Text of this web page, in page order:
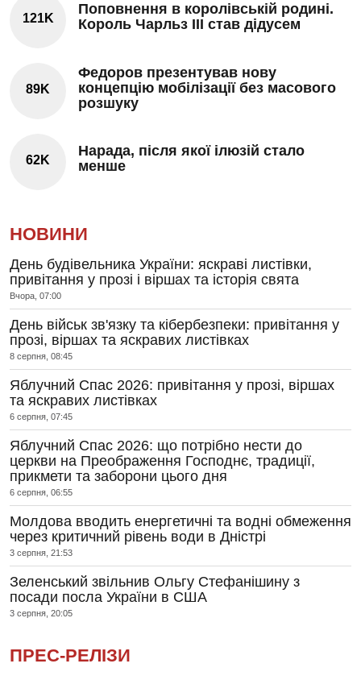
121K
Поповнення в королівській родині.
Король Чарльз III став дідусем
89K
Федоров презентував нову
концепцію мобілізації без масового
розшуку
62K
Нарада, після якої ілюзій стало
менше
НОВИНИ
День будівельника України: яскраві листівки,
привітання у прозі і віршах та історія свята
Вчора, 07:00
День військ зв'язку та кібербезпеки: привітання у
прозі, віршах та яскравих листівках
8 серпня, 08:45
Яблучний Спас 2026: привітання у прозі, віршах
та яскравих листівках
6 серпня, 07:45
Яблучний Спас 2026: що потрібно нести до
церкви на Преображення Господнє, традиції,
прикмети та заборони цього дня
6 серпня, 06:55
Молдова вводить енергетичні та водні обмеження
через критичний рівень води в Дністрі
3 серпня, 21:53
Зеленський звільнив Ольгу Стефанішину з
посади посла України в США
3 серпня, 20:05
ПРЕС-РЕЛІЗИ